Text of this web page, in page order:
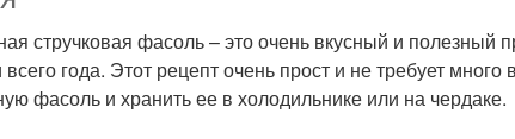
с перцем Фасоль с помидорами
стручковая фасоль – это очень вкусный и полезный
года. Этот рецепт очень прост и не требует
фасоль и хранить ее в холодильнике или на чердаке.